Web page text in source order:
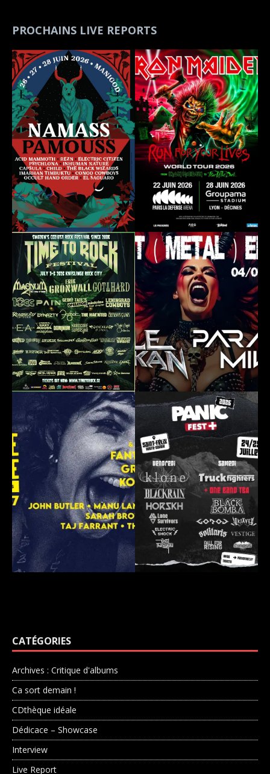
PROCHAINS LIVE REPORTS
CATÉGORIES
Archives : Critique d'albums
Ca sort demain !
CDthèque idéale
Dédicace – Showcase
Interview
Live Report